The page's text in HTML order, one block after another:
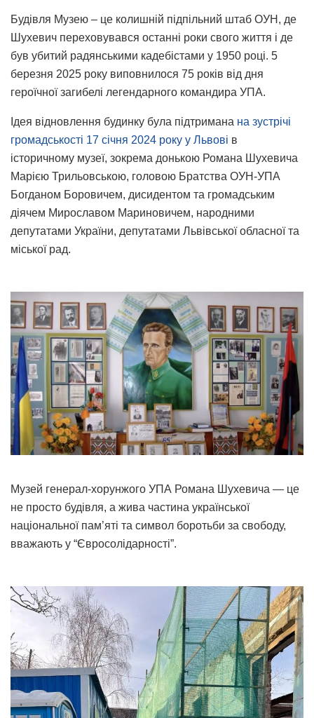
Будівля Музею – це колишній підпільний штаб ОУН, де
Шухевич переховувався останні роки свого життя і де
був убитий радянськими кадебістами у 1950 році. 5
березня 2025 року виповнилося 75 років від дня
героїчної загибелі легендарного командира УПА.
Ідея відновлення будинку була підтримана на зустрічі
громадськості 17 січня 2024 року у Львові в
історичному музеї, зокрема донькою Романа Шухевича
Марією Трильовською, головою Братства ОУН-УПА
Богданом Боровичем, дисидентом та громадським
діячем Мирославом Мариновичем, народними
депутатами України, депутатами Львівської обласної та
міської рад.
Музей генерал-хорунжого УПА Романа Шухевича — це
не просто будівля, а жива частина української
національної пам’яті та символ боротьби за свободу,
вважають у “Євросолідарності”.